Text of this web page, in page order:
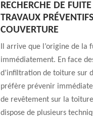
RECHERCHE DE
TRAVAUX
COUVERTURE
Il arrive que l’origine de la
immédiatement. En face
d’infiltration de toiture sur
préfère prévenir
de revêtement sur la
dispose de plusieurs